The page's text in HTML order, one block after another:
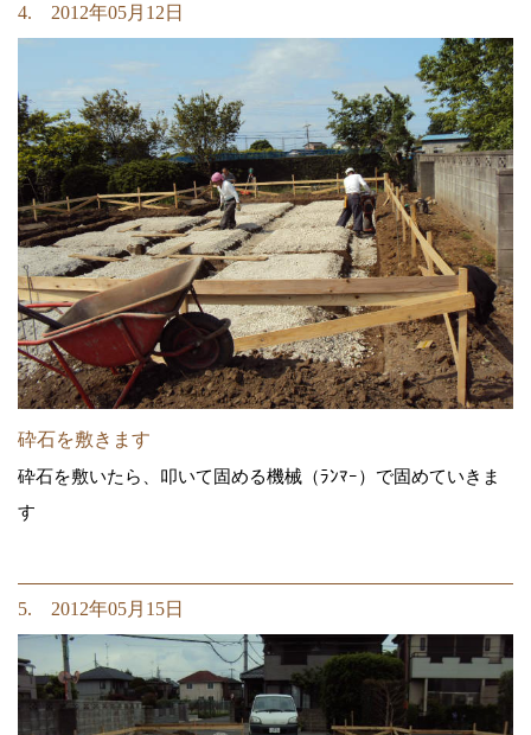
4. 2012年05月12日
砕石を敷きます
砕石を敷いたら、叩いて固める機械（ﾗﾝﾏｰ）で固めていきま
す
5. 2012年05月15日